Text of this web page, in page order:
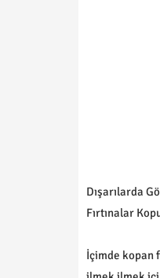
Dışarılarda
Fırtınalar
İçimde kopan